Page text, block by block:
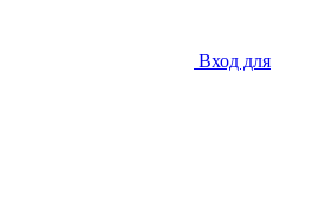
Вход для